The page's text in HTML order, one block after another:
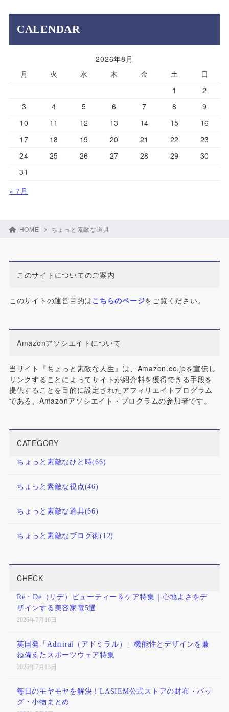
CALENDAR
2026年8月
月
火 水 木 金 土
日
1
2
3
4 5 6 7 8
9
10
11 12 13 14 15
16
17
18 19 20 21 22
23
24
25 26 27 28 29
30
31
« 7月
HOME ちょっと素敵な道具
このサイトについてのご案内
このサイトの運営目的はこちらのページをご覧ください。
Amazonアソシエイトについて
当サイト『ちょっと素敵な人生』は、Amazon.co.jpを宣伝し
リンクすることによってサイトが紹介料を獲得できる手段を
提供することを目的に設定されたアフィリエイトプログラム
である、Amazonアソシエイト・プログラムの参加者です。
CATEGORY
ちょっと素敵なひと時(66)
ちょっと素敵な視点(46)
ちょっと素敵な道具(66)
ちょっと素敵なブログ術(12)
CHECK
Re・De（リデ）ビューティー＆ケア特集｜心地よさをデ
ザインする美容家電5選
2026年7月16日
英国発「Admiral（アドミラル）」機能性とデザインを兼
ね備えたスポーツウェア特集
2026年7月13日
毎日のモヤモヤを解決！LASIEM公式ストアの財布・バッ
グ・小物まとめ